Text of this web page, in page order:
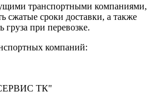
транспортными компаниями,
сжатые сроки доставки, а также
груза при перевозке.
компаний:
ТК"